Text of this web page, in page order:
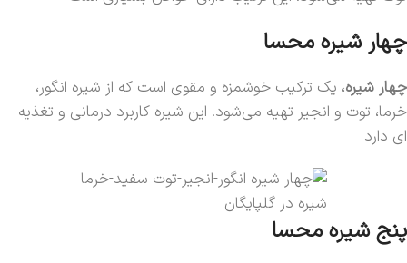
چهار شیره محسا
چهار شیره، یک ترکیب خوشمزه و مقوی است که از شیره انگور،
خرما، توت و انجیر تهیه می‌شود. این شیره کاربرد درمانی و تغذیه
ای دارد
شیره در گلپایگان
پنج شیره محسا